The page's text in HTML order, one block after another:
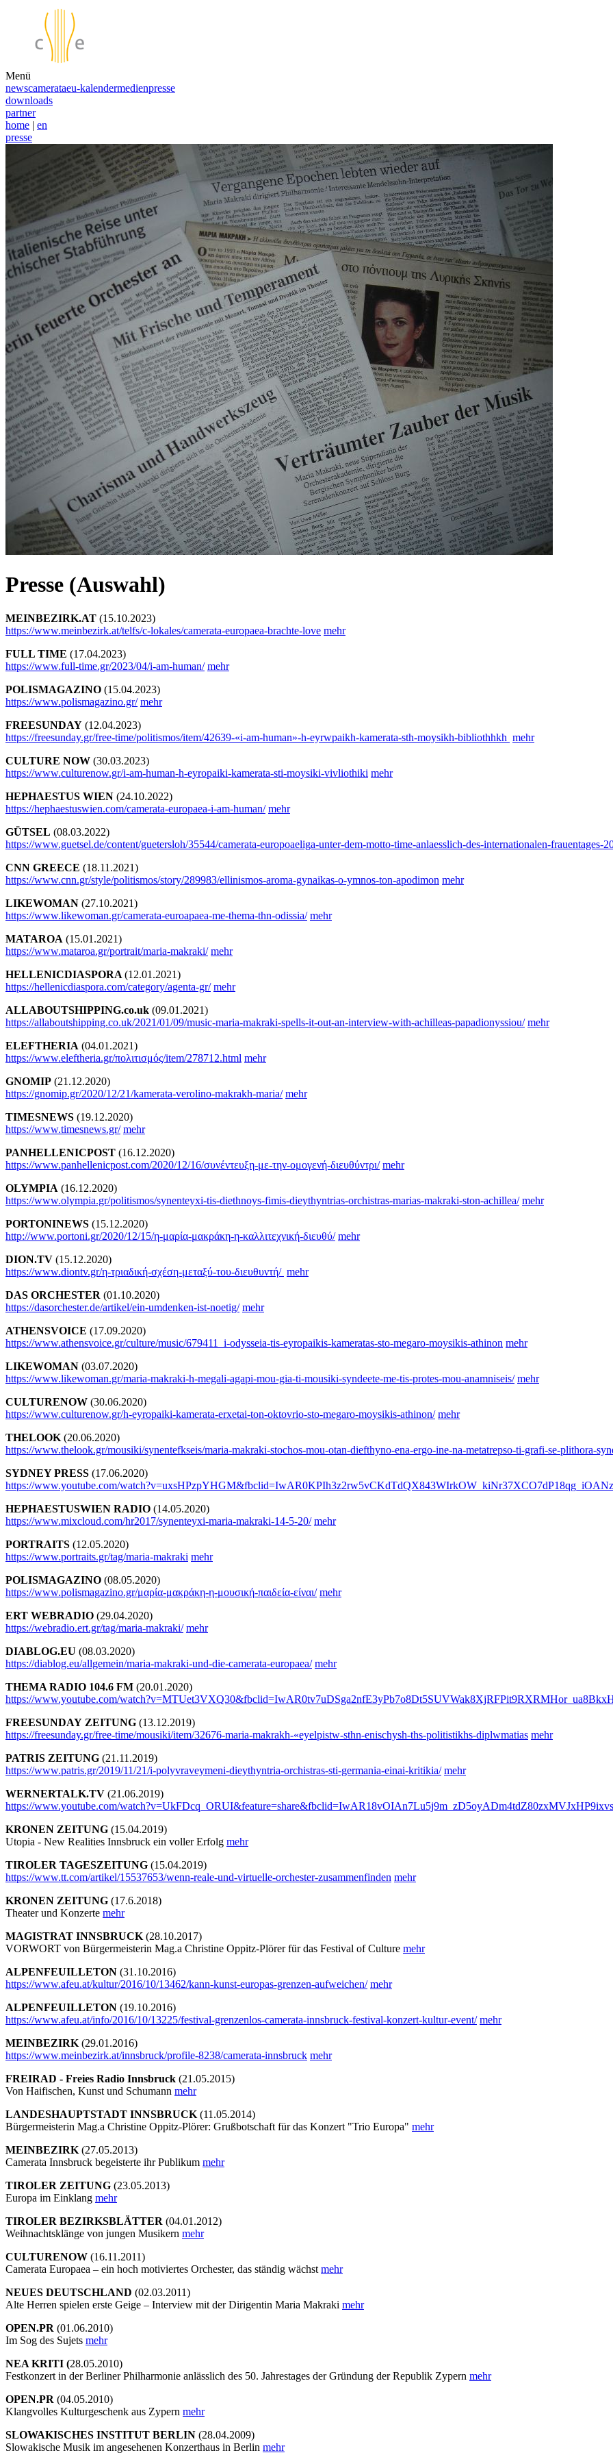
Menü
newscamerataeu-kalendermedienpresse
downloads
partner
home | en
presse
Presse (Auswahl)
MEINBEZIRK.AT (15.10.2023)
https://www.meinbezirk.at/telfs/c-lokales/camerata-europaea-brachte-love mehr
FULL TIME (17.04.2023)
https://www.full-time.gr/2023/04/i-am-human/ mehr
POLISMAGAZINO (15.04.2023)
https://www.polismagazino.gr/ mehr
FREESUNDAY (12.04.2023)
https://freesunday.gr/free-time/politismos/item/42639-«i-am-human»-h-eyrwpaikh-kamerata-sth-moysikh-bibliothhkh mehr
CULTURE NOW (30.03.2023)
https://www.culturenow.gr/i-am-human-h-eyropaiki-kamerata-sti-moysiki-vivliothiki mehr
HEPHAESTUS WIEN (24.10.2022)
https://hephaestuswien.com/camerata-europaea-i-am-human/ mehr
GÜTSEL (08.03.2022)
https://www.guetsel.de/content/guetersloh/35544/camerata-europoaeliga-unter-dem-motto-time-anlaesslich-des-internationalen-frauentages-
CNN GREECE (18.11.2021)
https://www.cnn.gr/style/politismos/story/289983/ellinismos-aroma-gynaikas-o-ymnos-ton-apodimon mehr
LIKEWOMAN (27.10.2021)
https://www.likewoman.gr/camerata-euroapaea-me-thema-thn-odissia/ mehr
MATAROA (15.01.2021)
https://www.mataroa.gr/portrait/maria-makraki/ mehr
HELLENICDIASPORA (12.01.2021)
https://hellenicdiaspora.com/category/agenta-gr/ mehr
ALLABOUTSHIPPING.co.uk (09.01.2021)
https://allaboutshipping.co.uk/2021/01/09/music-maria-makraki-spells-it-out-an-interview-with-achilleas-papadionyssiou/ mehr
ELEFTHERIA (04.01.2021)
https://www.eleftheria.gr/πολιτισμός/item/278712.html mehr
GNOMIP (21.12.2020)
https://gnomip.gr/2020/12/21/kamerata-verolino-makrakh-maria/ mehr
TIMESNEWS (19.12.2020)
https://www.timesnews.gr/ mehr
PANHELLENICPOST (16.12.2020)
https://www.panhellenicpost.com/2020/12/16/συνέντευξη-με-την-ομογενή-διευθύντρι/ mehr
OLYMPIA (16.12.2020)
https://www.olympia.gr/politismos/synenteyxi-tis-diethnoys-fimis-dieythyntrias-orchistras-marias-makraki-ston-achillea/ mehr
PORTONINEWS (15.12.2020)
http://www.portoni.gr/2020/12/15/η-μαρία-μακράκη-η-καλλιτεχνική-διευθύ/ mehr
DION.TV (15.12.2020)
https://www.diontv.gr/η-τριαδική-σχέση-μεταξύ-του-διευθυντή/ mehr
DAS ORCHESTER (01.10.2020)
https://dasorchester.de/artikel/ein-umdenken-ist-noetig/ mehr
ATHENSVOICE (17.09.2020)
https://www.athensvoice.gr/culture/music/679411_i-odysseia-tis-eyropaikis-kameratas-sto-megaro-moysikis-athinon mehr
LIKEWOMAN (03.07.2020)
https://www.likewoman.gr/maria-makraki-h-megali-agapi-mou-gia-ti-mousiki-syndeete-me-tis-protes-mou-anamniseis/ mehr
CULTURENOW (30.06.2020)
https://www.culturenow.gr/h-eyropaiki-kamerata-erxetai-ton-oktovrio-sto-megaro-moysikis-athinon/ mehr
THELOOK (20.06.2020)
https://www.thelook.gr/mousiki/synentefkseis/maria-makraki-stochos-mou-otan-diefthyno-ena-ergo-ine-na-metatrepso-ti-grafi-se-plithora-
SYDNEY PRESS (17.06.2020)
https://www.youtube.com/
HEPHAESTUSWIEN RADIO (14.05.2020)
https://www.mixcloud.com/hr2017/synenteyxi-maria-makraki-14-5-20/ mehr
PORTRAITS (12.05.2020)
https://www.portraits.gr/tag/maria-makraki mehr
POLISMAGAZINO (08.05.2020)
https://www.polismagazino.gr/μαρία-μακράκη-η-μουσική-παιδεία-είναι/ mehr
ERT WEBRADIO (29.04.2020)
https://webradio.ert.gr/tag/maria-makraki/ mehr
DIABLOG.EU (08.03.2020)
https://diablog.eu/allgemein/maria-makraki-und-die-camerata-europaea/ mehr
THEMA RADIO 104.6 FM (20.01.2020)
https://www.youtube.com/
FREESUNDAY ZEITUNG (13.12.2019)
https://freesunday.gr/free-time/mousiki/item/32676-maria-makrakh-«eyelpistw-sthn-enischysh-ths-politistikhs-diplwmatias mehr
PATRIS ZEITUNG (21.11.2019)
https://www.patris.gr/2019/11/21/i-polyvraveymeni-dieythyntria-orchistras-sti-germania-einai-kritikia/ mehr
WERNERTALK.TV (21.06.2019)
https://www.youtube.com/
KRONEN ZEITUNG (15.04.2019)
Utopia - New Realities Innsbruck ein voller Erfolg mehr
TIROLER TAGESZEITUNG (15.04.2019)
https://www.tt.com/artikel/15537653/wenn-reale-und-virtuelle-orchester-zusammenfinden mehr
KRONEN ZEITUNG (17.6.2018)
Theater und Konzerte mehr
MAGISTRAT INNSBRUCK (28.10.2017)
VORWORT von Bürgermeisterin Mag.a Christine Oppitz-Plörer für das Festival of Culture mehr
ALPENFEUILLETON (31.10.2016)
https://www.afeu.at/kultur/2016/10/13462/kann-kunst-europas-grenzen-aufweichen/ mehr
ALPENFEUILLETON (19.10.2016)
https://www.afeu.at/info/2016/10/13225/festival-grenzenlos-camerata-innsbruck-festival-konzert-kultur-event/ mehr
MEINBEZIRK (29.01.2016)
https://www.meinbezirk.at/innsbruck/profile-8238/camerata-innsbruck mehr
FREIRAD - Freies Radio Innsbruck (21.05.2015)
Von Haifischen, Kunst und Schumann mehr
LANDESHAUPTSTADT INNSBRUCK (11.05.2014)
Bürgermeisterin Mag.a Christine Oppitz-Plörer: Grußbotschaft für das Konzert "Trio Europa" mehr
MEINBEZIRK (27.05.2013)
Camerata Innsbruck begeisterte ihr Publikum mehr
TIROLER ZEITUNG (23.05.2013)
Europa im Einklang mehr
TIROLER BEZIRKSBLÄTTER (04.01.2012)
Weihnachtsklänge von jungen Musikern mehr
CULTURENOW (16.11.2011)
Camerata Europaea – ein hoch motiviertes Orchester, das ständig wächst mehr
NEUES DEUTSCHLAND (02.03.2011)
Alte Herren spielen erste Geige – Interview mit der Dirigentin Maria Makraki mehr
OPEN.PR (01.06.2010)
Im Sog des Sujets mehr
NEA KRITI (28.05.2010)
Festkonzert in der Berliner Philharmonie anlässlich des 50. Jahrestages der Gründung der Republik Zypern mehr
OPEN.PR (04.05.2010)
Klangvolles Kulturgeschenk aus Zypern mehr
SLOWAKISCHES INSTITUT BERLIN (28.04.2009)
Slowakische Musik im angesehenen Konzerthaus in Berlin mehr